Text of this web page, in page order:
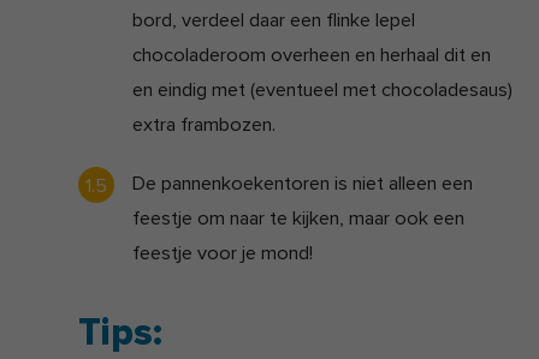
bord, verdeel daar een flinke lepel
chocoladeroom overheen en herhaal dit en
en eindig met (eventueel met chocoladesaus)
extra frambozen.
De pannenkoekentoren is niet alleen een
feestje om naar te kijken, maar ook een
feestje voor je mond!
Tips: